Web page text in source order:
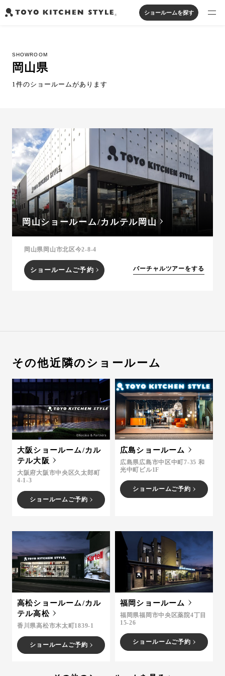
ペニンシュラキッチン
セパレートキッチン 並列型キッチン
システムキッチン
家具・照明・タイル
実例から探す
ジャーナルを読む
オンラインストア
お知らせ
カタログを見る
よくあるご質問
お問い合わせ
サポート
LANGUAGE :
オンライン見積もり ショールームを探す
ショールームを探す
SHOWROOM
岡山県
1件のショールームがあります
岡山ショールーム/カルテル岡山
岡山県岡山市北区今2-8-4
ショールームご予約 バーチャルツアーをする
その他近隣のショールーム
大阪ショールーム/カル
テル大阪
大阪府大阪市中央区久太郎町
4-1-3
ショールームご予約
広島ショールーム
広島県広島市中区中町7-35 和
光中町ビル1F
ショールームご予約
高松ショールーム/カル
テル高松
香川県高松市木太町1839-1
ショールームご予約
福岡ショールーム
福岡県福岡市中央区薬院4丁目
15-26
ショールームご予約